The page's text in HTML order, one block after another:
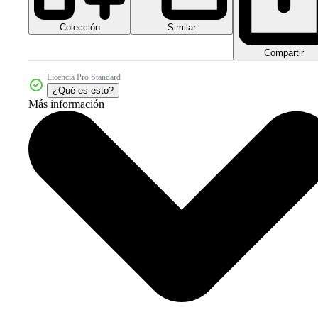
Colección Similar
Compartir
Licencia Pro Standard
¿Qué es esto?
Más información